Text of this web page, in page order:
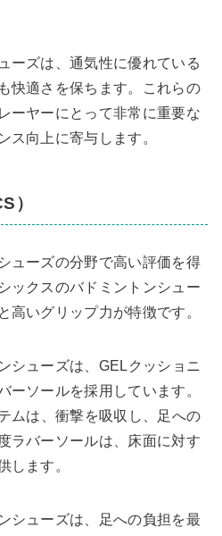
ーズは、通気性に優れている
快適さを保ちます。これらの
ーヤーにとって非常に重要な
ス向上に寄与します。
）
ューズの分野で高い評価を得
ックスのバドミントンシュー
高いグリップ力が特徴です。
シューズは、GELクッショニ
ーソールを採用しています。
ムは、衝撃を吸収し、足への
ラバーソールは、床面に対す
します。
シューズは、足への負担を最